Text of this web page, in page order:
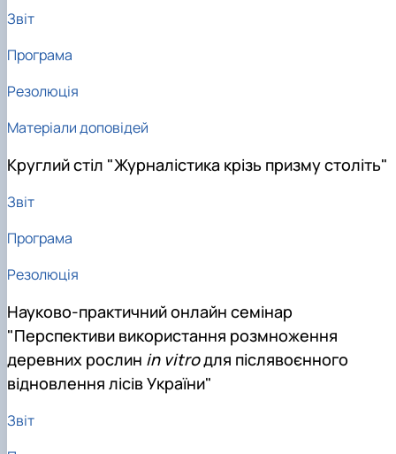
Звіт
Програма
Резолюція
Матеріали доповідей
Круглий стіл "Журналістика крізь призму століть"
Звіт
Програма
Резолюція
Науково-практичний онлайн семінар
"Перспективи використання розмноження
деревних рослин in vitroдля післявоєнного
відновлення лісів України"
Звіт